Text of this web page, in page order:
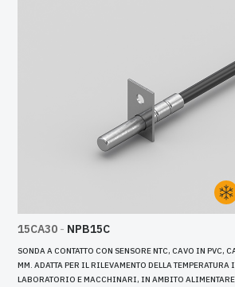
15CA30 - NPB15C
SONDA A CONTATTO CON SENSORE NTC, CAVO IN PVC,
MM. ADATTA PER IL RILEVAMENTO DELLA
LABORATORIO E MACCHINARI, IN AMBITO